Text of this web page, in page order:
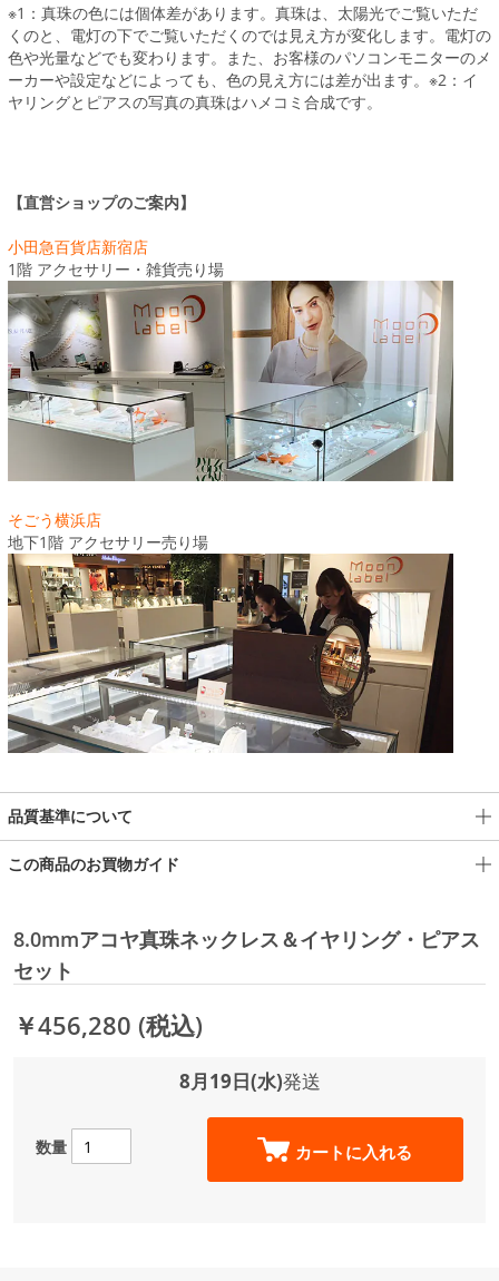
※1：真珠の色には個体差があります。真珠は、太陽光でご覧いただ
くのと、電灯の下でご覧いただくのでは見え方が変化します。電灯の
色や光量などでも変わります。また、お客様のパソコンモニターのメ
ーカーや設定などによっても、色の見え方には差が出ます。※2：イ
ヤリングとピアスの写真の真珠はハメコミ合成です。
【直営ショップのご案内】
小田急百貨店新宿店
1階 アクセサリー・雑貨売り場
そごう横浜店
地下1階 アクセサリー売り場
品質基準について
この商品のお買物ガイド
8.0mmアコヤ真珠ネックレス＆イヤリング・ピアス
セット
￥456,280 (税込)
8月19日(水)発送
数量 カートに入れる